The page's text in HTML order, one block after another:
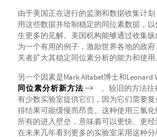
由于美国正在进行的监测和数据收集计
用这些数据并绘制稳定的同位素数据，
生更多的见解。美国机构能够通过收集
为一个有用的例子，激励世界各地的政
关者扩大其稳定同位素分析的能力和使用
另一个因素是Mark Altabet博士和Leonard
同位素分析新方法
。较旧的方法
有少数实验室提供它们，因为它们需要
得结果可能缓慢而昂贵。这种使用三氯
所有的进入壁垒，意味着可以更快、更
在未来几年看到更多的实验室采用这种